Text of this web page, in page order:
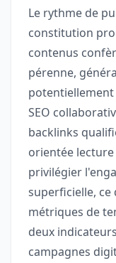
Le rythme de
constitution
contenus
pérenne,
SEO
backlinks
orientée
privilégier
superficielle,
métriques de
deux
campagnes